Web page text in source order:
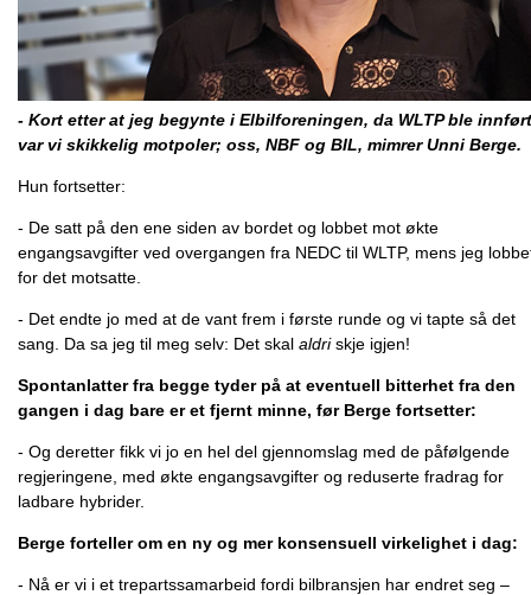
- Kort etter at jeg begynte i Elbilforeningen, da WLTP ble
var vi skikkelig motpoler; oss, NBF og BIL, mimrer Unni Berge.
Hun fortsetter:
- De satt på den ene siden av bordet og lobbet mot økte
engangsavgifter ved overgangen fra NEDC til WLTP, mens jeg
for det motsatte.
- Det endte jo med at de vant frem i første runde og vi tapte så det
sang. Da sa jeg til meg selv: Det skal aldriskje igjen!
Spontanlatter fra begge tyder på at eventuell bitterhet fra den
gangen i dag bare er et fjernt minne, før Berge fortsetter:
- Og deretter fikk vi jo en hel del gjennomslag med de påfølgende
regjeringene, med økte engangsavgifter og reduserte fradrag for
ladbare hybrider.
Berge forteller om en ny og mer konsensuell virkelighet i dag:
- Nå er vi i et trepartssamarbeid fordi bilbransjen har endret seg –